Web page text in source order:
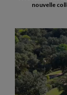
nouvelle